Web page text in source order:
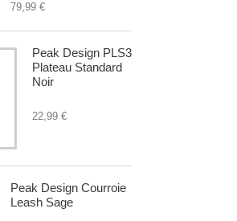
79,99 €
Peak Design PLS3
Plateau Standard
Noir
22,99 €
Peak Design Courroie
Leash Sage